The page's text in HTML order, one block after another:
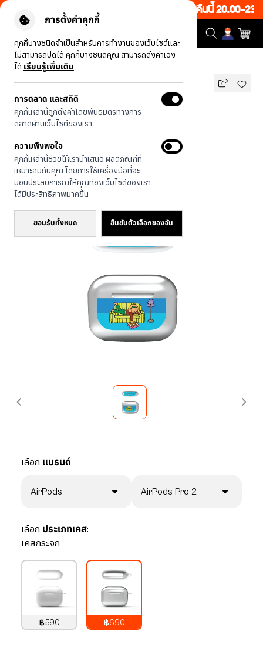
การตั้งค่าคุกกี้
คุกกี้บางชนิดจำเป็นสำหรับการทำงานของเว็บไซต์และ
ไม่สามารถปิดได้ คุกกี้บางชนิดคุณ สามารถตั้งค่าเอง
ได้ เรียนรู้เพิ่มเติม
การตลาด และสถิติ
คุกกี้เหล่านี้ถูกตั้งค่าโดยพันธมิตรทางการ
ตลาดผ่านเว็บไซต์ของเรา
ความพึงพอใจ
คุกกี้เหล่านี้ช่วยให้เรานำเสนอ ผลิตภัณฑ์ที่
เหมาะสมกับคุณ โดยการใช้เครื่องมือที่จะ
มอบประสบการณ์ให้คุณท่องเว็บไซต์ของเรา
ได้มีประสิทธิภาพมากขึ้น
ยอมรับทั้งหมด ยืนยันตัวเลือกของฉัน
Flash Sale ลดทั้งเว็บ 50% เพียงช้อป 1 ชิ้น เริ่มคืนนี้ 20.00-23.00
รุ่นทั้งหมด Chonni Living Room
Chonni Living Room
690 บาท
ประหยัดไป 200
🔥 ลด 200.- ขั้นต่ำ 1,000.- โค้ด:
EOSS200
เลือก แบรนด์
AirPods AirPods Pro 2
เลือก ประเภทเคส:
เคสกระจก
฿590
฿690